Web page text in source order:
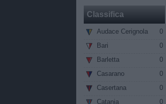
Classifica
Audace Cerignola
0
Bari
0
Barletta
0
Casarano
0
Casertana
0
Catania
0